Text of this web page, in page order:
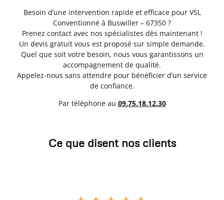
Besoin d’une intervention rapide et efficace pour VSL
Conventionné à Buswiller – 67350 ?
Prenez contact avec nos spécialistes dès maintenant !
Un devis gratuit vous est proposé sur simple demande.
Quel que soit votre besoin, nous vous garantissons un
accompagnement de qualité.
Appelez-nous sans attendre pour bénéficier d’un service
de confiance.
Par téléphone au 09.75.18.12.30
Ce que disent nos clients